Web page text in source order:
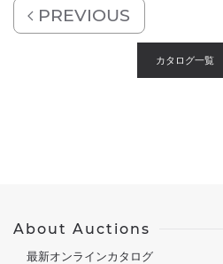
PREVIOUS
カタログ一覧
About Auctions
最新オンラインカタログ